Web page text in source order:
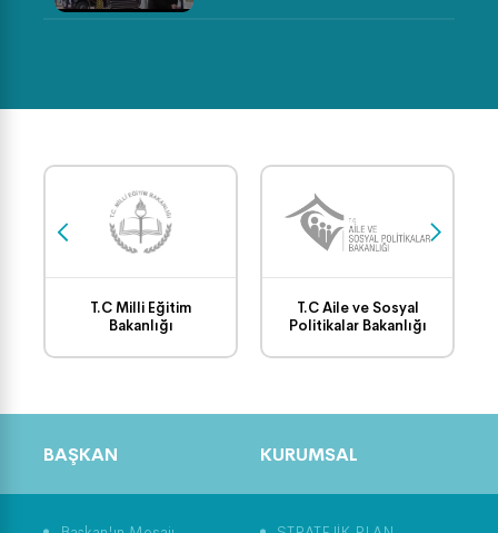
TEMİZLİK İŞLERİ GÖREV
SAFRANBOLU BELEDİYESİ
FEN İŞLERİ ÇALIŞMALARI
Tarım Üretimi
T.C Milli Eğitim
Bakanlığı
T.C Aile ve Sosyal
Politikalar Bakanlığı
BAŞKAN KURUMSAL